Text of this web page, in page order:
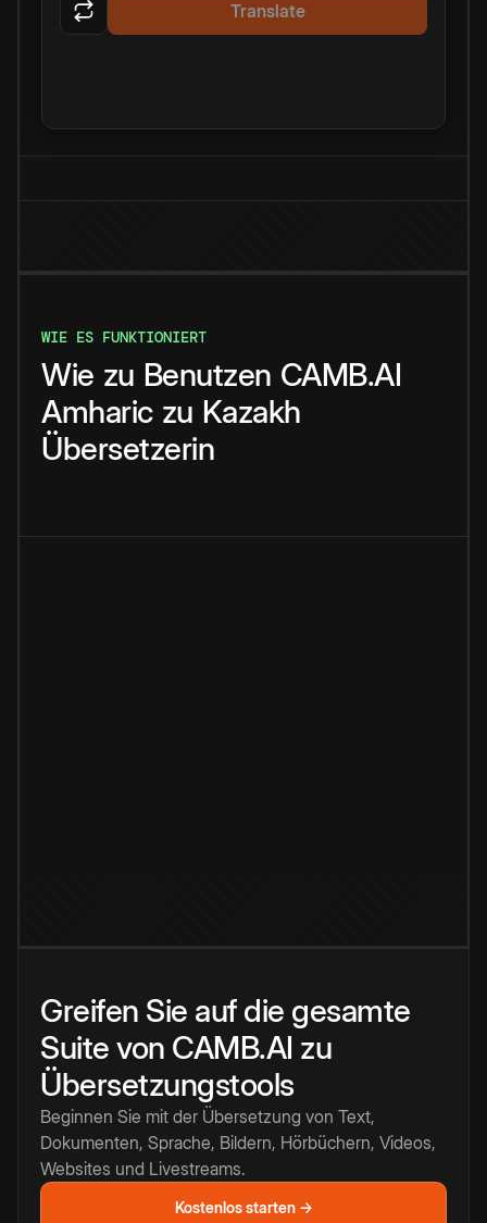
Translate
WIE ES FUNKTIONIERT
Wie zu Benutzen CAMB.AI
Amharic zu Kazakh
Übersetzerin
Greifen Sie auf die gesamte
Suite von CAMB.AI zu
Übersetzungstools
Beginnen Sie mit der Übersetzung von Text,
Dokumenten, Sprache, Bildern, Hörbüchern, Videos,
Websites und Livestreams.
Kostenlos starten →